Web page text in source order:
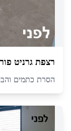
רצפת גרניט
הסרת כתמים